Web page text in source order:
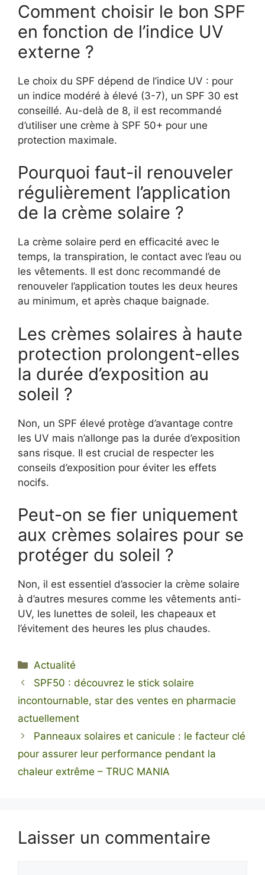
Comment choisir le bon SPF
en fonction de l’indice UV
externe ?
Le choix du SPF dépend de l’indice UV : pour
un indice modéré à élevé (3-7), un SPF 30 est
conseillé. Au-delà de 8, il est recommandé
d’utiliser une crème à SPF 50+ pour une
protection maximale.
Pourquoi faut-il renouveler
régulièrement l’application
de la crème solaire ?
La crème solaire perd en efficacité avec le
temps, la transpiration, le contact avec l’eau ou
les vêtements. Il est donc recommandé de
renouveler l’application toutes les deux heures
au minimum, et après chaque baignade.
Les crèmes solaires à haute
protection prolongent-elles
la durée d’exposition au
soleil ?
Non, un SPF élevé protège d’avantage contre
les UV mais n’allonge pas la durée d’exposition
sans risque. Il est crucial de respecter les
conseils d’exposition pour éviter les effets
nocifs.
Peut-on se fier uniquement
aux crèmes solaires pour se
protéger du soleil ?
Non, il est essentiel d’associer la crème solaire
à d’autres mesures comme les vêtements anti-
UV, les lunettes de soleil, les chapeaux et
l’évitement des heures les plus chaudes.
Catégories
Actualité
SPF50 : découvrez le stick solaire
incontournable, star des ventes en pharmacie
actuellement
Panneaux solaires et canicule : le facteur clé
pour assurer leur performance pendant la
chaleur extrême – TRUC MANIA
Laisser un commentaire